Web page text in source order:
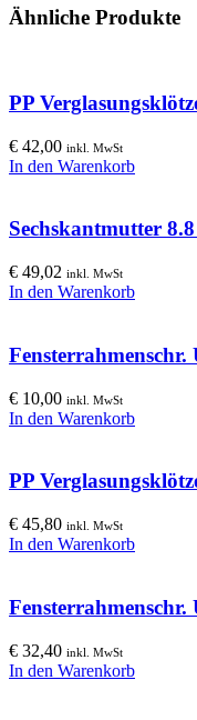
Ähnliche Produkte
PP
€ 42,00 inkl. MwSt
In den Warenkorb
Sechskantmutter
€ 49,02 inkl. MwSt
In den Warenkorb
€ 10,00 inkl. MwSt
In den Warenkorb
PP
€ 45,80 inkl. MwSt
In den Warenkorb
€ 32,40 inkl. MwSt
In den Warenkorb